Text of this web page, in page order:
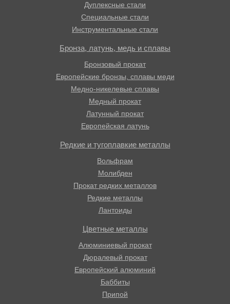
Дуплексные стали
Специальные стали
Инструментальные стали
Бронза, латунь, медь и сплавы
Бронзовый прокат
Европейские бронзы, сплавы меди
Медно-никелевые сплавы
Медный прокат
Латунный прокат
Европейская латунь
Редкие и тугоплавкие металлы
Вольфрам
Молибден
Прокат редких металлов
Редкие металлы
Лантоиды
Цветные металлы
Алюминиевый прокат
Дюралевый прокат
Европейский алюминий
Баббиты
Припой